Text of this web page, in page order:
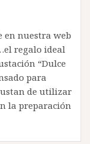
nuestra web
regalo ideal
“Dulce
para
de utilizar
la preparación